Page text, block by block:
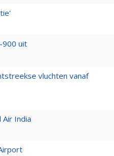
900 uit
vluchten vanaf
India